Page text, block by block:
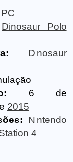
PC
Dinosaur Polo
Dinosaur
6 de
2015
Nintendo
4